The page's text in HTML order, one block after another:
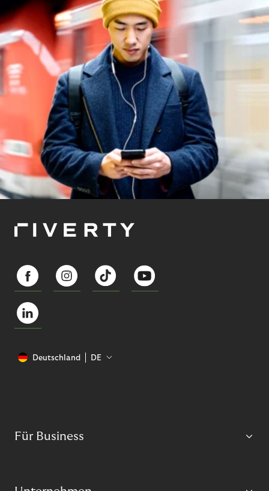
Deutschland DE
Für Business